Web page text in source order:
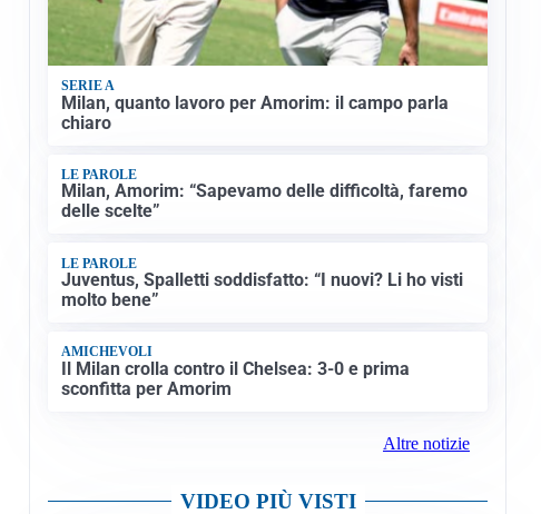
SERIE A
Milan, quanto lavoro per Amorim: il campo parla
chiaro
LE PAROLE
Milan, Amorim: “Sapevamo delle difficoltà, faremo
delle scelte”
LE PAROLE
Juventus, Spalletti soddisfatto: “I nuovi? Li ho visti
molto bene”
AMICHEVOLI
Il Milan crolla contro il Chelsea: 3-0 e prima
sconfitta per Amorim
Altre notizie
VIDEO PIÙ VISTI